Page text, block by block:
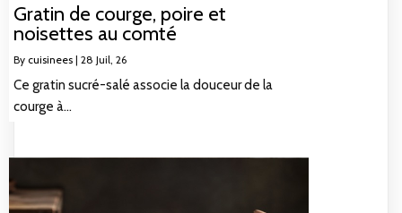
Gratin de courge, poire et
noisettes au comté
By cuisinees | 28 Juil, 26
Ce gratin sucré-salé associe la douceur de la
courge à…